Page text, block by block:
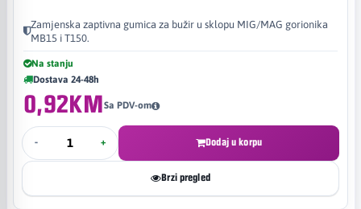
Zamjenska zaptivna gumica za bužir u sklopu MIG/MAG gorionika
MB15 i T150.
Na stanju
Dostava 24-48h
0,92KMSa PDV-om
- + Dodaj u korpu
Brzi pregled